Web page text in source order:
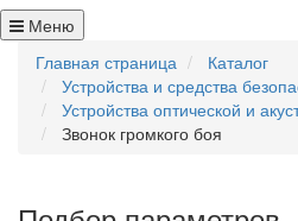
Меню
Главная страница
Каталог
Устройства и средства
Устройства оптической и
Звонок громкого боя